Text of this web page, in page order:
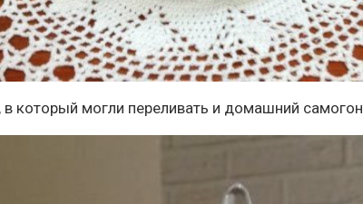
в который могли переливать и домашний самогон